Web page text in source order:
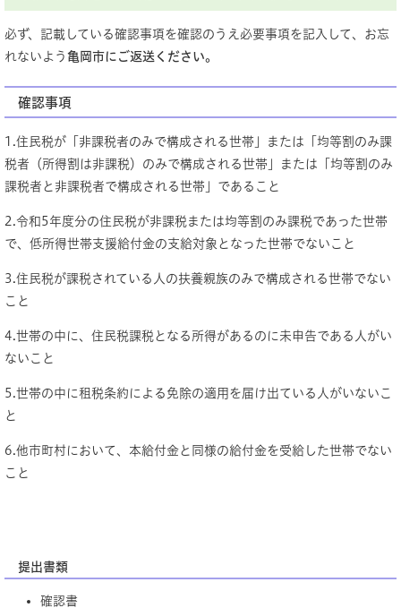
必ず、記載している確認事項を確認のうえ必要事項を記入して、お忘
れないよう 亀岡市にご返送ください。
確認事項
1.住民税が「非課税者のみで構成される世帯」または「均等割のみ課
税者（所得割は非課税）のみで構成される世帯」または「均等割のみ
課税者と非課税者で構成される世帯」であること
2.令和5年度分の住民税が非課税または均等割のみ課税であった世帯
で、低所得世帯支援給付金の支給対象となった世帯でないこと
3.住民税が課税されている人の扶養親族のみで構成される世帯でない
こと
4.世帯の中に、住民税課税となる所得があるのに未申告である人がい
ないこと
5.世帯の中に租税条約による免除の適用を届け出ている人がいないこ
と
6.他市町村において、本給付金と同様の給付金を受給した世帯でない
こと
提出書類
確認書